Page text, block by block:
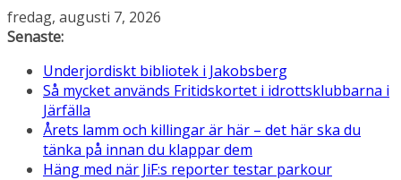
Hoppa
till
fredag, augusti 7, 2026
Senaste:
Underjordiskt bibliotek i Jakobsberg
Så mycket används Fritidskortet i idrottsklubbarna i
Järfälla
Årets lamm och killingar är här – det här ska du
tänka på innan du klappar dem
Häng med när JiF:s reporter testar parkour